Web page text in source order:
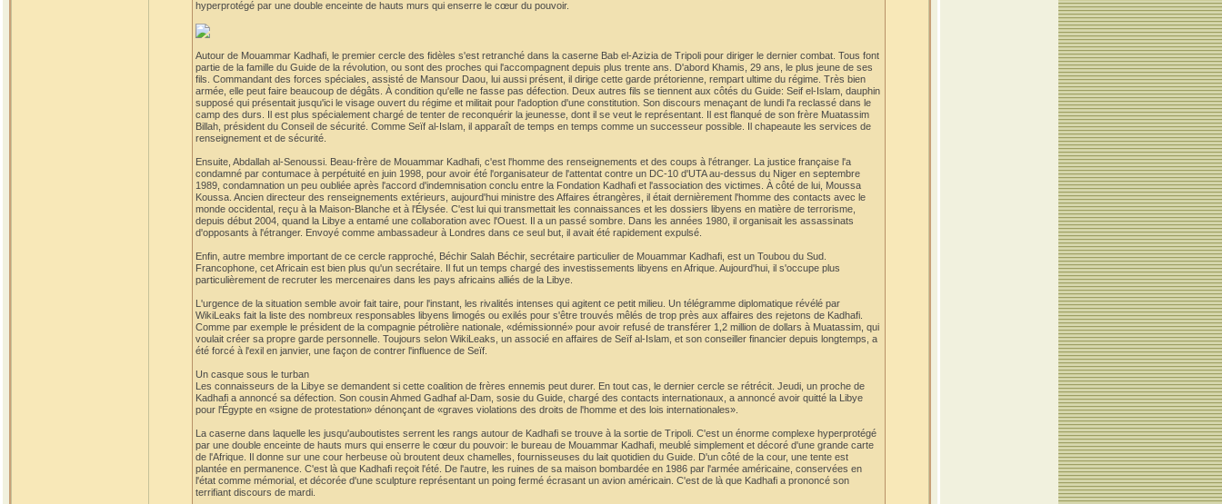
hyperprotégé par une double enceinte de hauts murs qui enserre le cœur du pouvoir.
Autour de Mouammar Kadhafi, le premier cercle des fidèles s'est retranché dans la caserne Bab el-Azizia de Tripoli pour diriger le dernier combat. Tous font
partie de la famille du Guide de la révolution, ou sont des proches qui l'accompagnent depuis plus trente ans. D'abord Khamis, 29 ans, le plus jeune de ses
fils. Commandant des forces spéciales, assisté de Mansour Daou, lui aussi présent, il dirige cette garde prétorienne, rempart ultime du régime. Très bien
armée, elle peut faire beaucoup de dégâts. À condition qu'elle ne fasse pas défection. Deux autres fils se tiennent aux côtés du Guide: Seif el-Islam, dauphin
supposé qui présentait jusqu'ici le visage ouvert du régime et militait pour l'adoption d'une constitution. Son discours menaçant de lundi l'a reclassé dans le
camp des durs. Il est plus spécialement chargé de tenter de reconquérir la jeunesse, dont il se veut le représentant. Il est flanqué de son frère Muatassim
Billah, président du Conseil de sécurité. Comme Seïf al-Islam, il apparaît de temps en temps comme un successeur possible. Il chapeaute les services de
renseignement et de sécurité.
Ensuite, Abdallah al-Senoussi. Beau-frère de Mouammar Kadhafi, c'est l'homme des renseignements et des coups à l'étranger. La justice française l'a
condamné par contumace à perpétuité en juin 1998, pour avoir été l'organisateur de l'attentat contre un DC-10 d'UTA au-dessus du Niger en septembre
1989, condamnation un peu oubliée après l'accord d'indemnisation conclu entre la Fondation Kadhafi et l'association des victimes. À côté de lui, Moussa
Koussa. Ancien directeur des renseignements extérieurs, aujourd'hui ministre des Affaires étrangères, il était dernièrement l'homme des contacts avec le
monde occidental, reçu à la Maison-Blanche et à l'Élysée. C'est lui qui transmettait les connaissances et les dossiers libyens en matière de terrorisme,
depuis début 2004, quand la Libye a entamé une collaboration avec l'Ouest. Il a un passé sombre. Dans les années 1980, il organisait les assassinats
d'opposants à l'étranger. Envoyé comme ambassadeur à Londres dans ce seul but, il avait été rapidement expulsé.
Enfin, autre membre important de ce cercle rapproché, Béchir Salah Béchir, secrétaire particulier de Mouammar Kadhafi, est un Toubou du Sud.
Francophone, cet Africain est bien plus qu'un secrétaire. Il fut un temps chargé des investissements libyens en Afrique. Aujourd'hui, il s'occupe plus
particulièrement de recruter les mercenaires dans les pays africains alliés de la Libye.
L'urgence de la situation semble avoir fait taire, pour l'instant, les rivalités intenses qui agitent ce petit milieu. Un télégramme diplomatique révélé par
WikiLeaks fait la liste des nombreux responsables libyens limogés ou exilés pour s'être trouvés mêlés de trop près aux affaires des rejetons de Kadhafi.
Comme par exemple le président de la compagnie pétrolière nationale, «démissionné» pour avoir refusé de transférer 1,2 million de dollars à Muatassim, qui
voulait créer sa propre garde personnelle. Toujours selon WikiLeaks, un associé en affaires de Seïf al-Islam, et son conseiller financier depuis longtemps, a
été forcé à l'exil en janvier, une façon de contrer l'influence de Seïf.
Un casque sous le turban
Les connaisseurs de la Libye se demandent si cette coalition de frères ennemis peut durer. En tout cas, le dernier cercle se rétrécit. Jeudi, un proche de
Kadhafi a annoncé sa défection. Son cousin Ahmed Gadhaf al-Dam, sosie du Guide, chargé des contacts internationaux, a annoncé avoir quitté la Libye
pour l'Égypte en «signe de protestation» dénonçant de «graves violations des droits de l'homme et des lois internationales».
La caserne dans laquelle les jusqu'auboutistes serrent les rangs autour de Kadhafi se trouve à la sortie de Tripoli. C'est un énorme complexe hyperprotégé
par une double enceinte de hauts murs qui enserre le cœur du pouvoir: le bureau de Mouammar Kadhafi, meublé simplement et décoré d'une grande carte
de l'Afrique. Il donne sur une cour herbeuse où broutent deux chamelles, fournisseuses du lait quotidien du Guide. D'un côté de la cour, une tente est
plantée en permanence. C'est là que Kadhafi reçoit l'été. De l'autre, les ruines de sa maison bombardée en 1986 par l'armée américaine, conservées en
l'état comme mémorial, et décorée d'une sculpture représentant un poing fermé écrasant un avion américain. C'est de là que Kadhafi a prononcé son
terrifiant discours de mardi.